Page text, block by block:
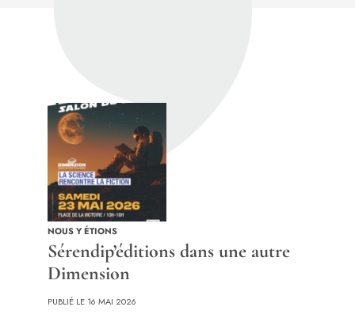
NOUS Y ÉTIONS
Sérendip’éditions dans une autre
Dimension
PUBLIÉ LE 16 MAI 2026